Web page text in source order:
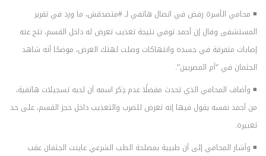
◾ محامي الأسرة رفض في اتصال هاتفي لـ #متصدقش، ما ورد في تقرير
المستشفى وقال إن أحمد توفي نتيجة تعذيب تعرض له داخل القسم، نتج عنه
إصابات متفرقة في جسده وانتهاكات وصلت لهتك العرض، موضحًا أنه شاهد
الجثمان في "أم المصريين".
◾ وأضاف المحامي الذي تحدث مفضلًا عدم ذِكر اسمه أن لديه تسجيلات هاتفية،
من أحمد نفسه يقول فيها إنه تعرض للضرب والتعذيب داخل حجز القسم، على حد
تعبيره.
◾ وأشار المحامي إلى أن طبيبة بمصلحة الطب الشرعي عاينت الجثمان عقب